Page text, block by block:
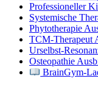
Professioneller
Systemische
Phytotherapie
TCM-Therapeut
Urselbst-
Osteopathie
BrainGym-